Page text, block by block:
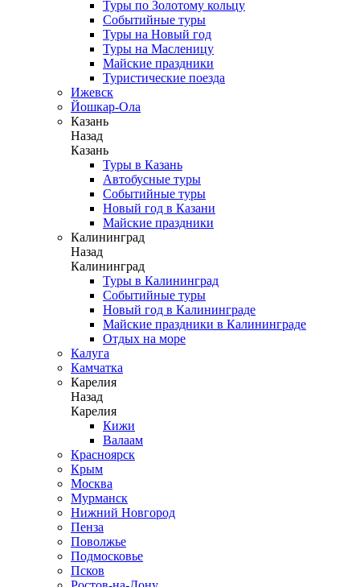
Туры по Золотому кольцу
Событийные туры
Туры на Новый год
Туры на Масленицу
Майские праздники
Туристические поезда
Ижевск
Йошкар-Ола
Казань
Назад
Казань
Туры в Казань
Автобусные туры
Событийные туры
Новый год в Казани
Майские праздники
Калининград
Назад
Калининград
Туры в Калининград
Событийные туры
Новый год в Калининграде
Майские праздники в Калининграде
Отдых на море
Калуга
Камчатка
Карелия
Назад
Карелия
Кижи
Валаам
Красноярск
Крым
Москва
Мурманск
Нижний Новгород
Пенза
Поволжье
Подмосковье
Псков